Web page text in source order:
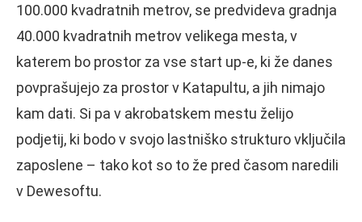
100.000 kvadratnih metrov, se predvideva gradnja
40.000 kvadratnih metrov velikega mesta, v
katerem bo prostor za vse start up-e, ki že danes
povprašujejo za prostor v Katapultu, a jih nimajo
kam dati. Si pa v akrobatskem mestu želijo
podjetij, ki bodo v svojo lastniško strukturo vključila
zaposlene – tako kot so to že pred časom naredili
v Dewesoftu.